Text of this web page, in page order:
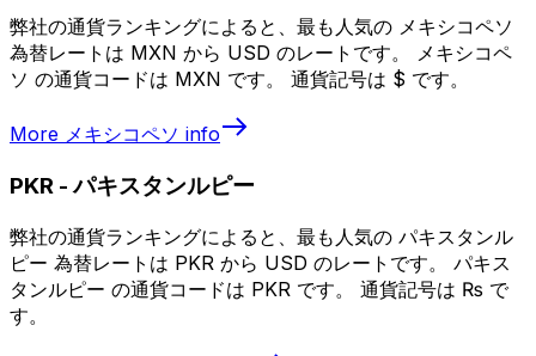
弊社の通貨ランキングによると、最も人気の メキシコペソ
為替レートは MXN から USD のレートです。 メキシコペ
ソ の通貨コードは MXN です。 通貨記号は $ です。
More メキシコペソ info
PKR -パキスタンルピー
弊社の通貨ランキングによると、最も人気の パキスタンル
ピー 為替レートは PKR から USD のレートです。 パキス
タンルピー の通貨コードは PKR です。 通貨記号は ₨ で
す。